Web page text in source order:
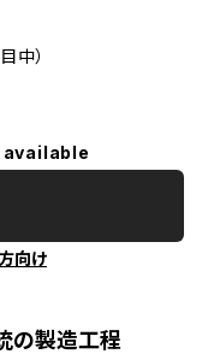
中）
向け
の製造工程